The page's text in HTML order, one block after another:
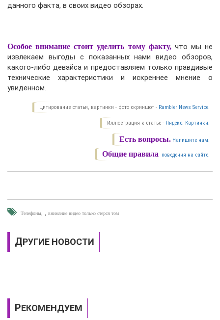
данного факта, в своих видео обзорах.
Особое внимание стоит уделить тому факту,что мы не
извлекаем выгоды с показанных нами видео обзоров,
какого-либо девайса и предоставляем только правдивые
технические характеристики и искреннее мнение о
увиденном.
Цитирование статьи, картинки - фото скриншот - Rambler News Service.
Иллюстрация к статье - Яндекс. Картинки.
Есть вопросы. Напишите нам.
Общие правила поведения на сайте.
Телефоны , внимание видео только стерся том
ДРУГИЕ НОВОСТИ
РЕКОМЕНДУЕМ